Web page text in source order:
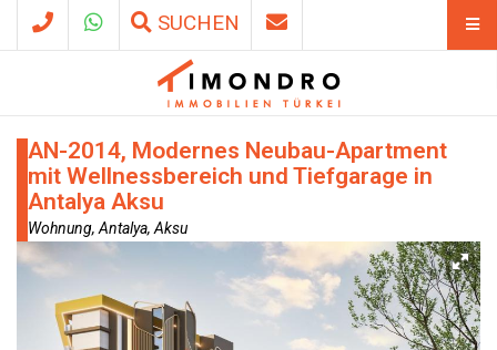
SUCHEN
AN-2014, Modernes Neubau-Apartment
mit Wellnessbereich und Tiefgarage in
Antalya Aksu
Wohnung, Antalya, Aksu